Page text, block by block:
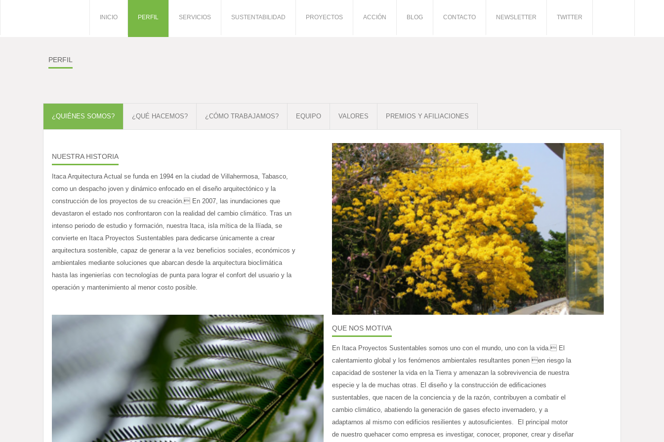
INICIO PERFIL SERVICIOS SUSTENTABILIDAD PROYECTOS ACCIÓN BLOG CONTACTO NEWSLETTER TWITTER
PERFIL
¿QUIÉNES SOMOS? ¿QUÉ HACEMOS? ¿CÓMO TRABAJAMOS? EQUIPO VALORES PREMIOS Y AFILIACIONES
NUESTRA HISTORIA
Itaca Arquitectura Actual se funda en 1994 en la ciudad de Villahermosa, Tabasco,
como un despacho joven y dinámico enfocado en el diseño arquitectónico y la
construcción de los proyectos de su creación. En 2007, las inundaciones que
devastaron el estado nos confrontaron con la realidad del cambio climático. Tras un
intenso periodo de estudio y formación, nuestra Itaca, isla mítica de la Ilíada, se
convierte en Itaca Proyectos Sustentables para dedicarse únicamente a crear
arquitectura sostenible, capaz de generar a la vez beneficios sociales, económicos y
ambientales mediante soluciones que abarcan desde la arquitectura bioclimática
hasta las ingenierías con tecnologías de punta para lograr el confort del usuario y la
operación y mantenimiento al menor costo posible.
QUE NOS MOTIVA
En Itaca Proyectos Sustentables somos uno con el mundo, uno con la vida. El
calentamiento global y los fenómenos ambientales resultantes ponen en riesgo la
capacidad de sostener la vida en la Tierra y amenazan la sobrevivencia de nuestra
especie y la de muchas otras. El diseño y la construcción de edificaciones
sustentables, que nacen de la conciencia y de la razón, contribuyen a combatir el
cambio climático, abatiendo la generación de gases efecto invernadero, y a
adaptarnos al mismo con edificios resilientes y autosuficientes. El principal motor
de nuestro quehacer como empresa es investigar, conocer, proponer, crear y diseñar